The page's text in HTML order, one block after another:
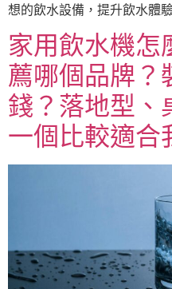
想的飲水設備，提升飲水體
家用飲水機怎
薦哪個品牌？
錢？落地型、
一個比較適合